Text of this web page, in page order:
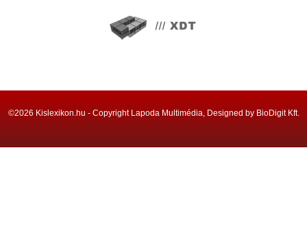
©2026 Kislexikon.hu - Copyright Lapoda Multimédia, Designed by BioDigit Kft.